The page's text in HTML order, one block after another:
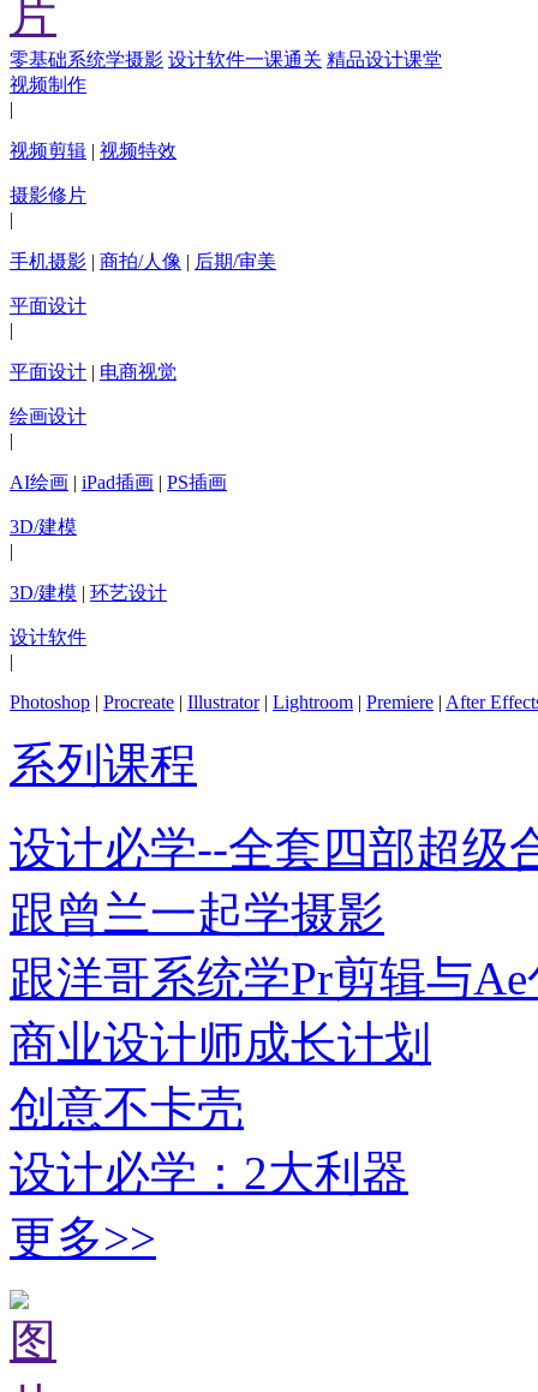
零基础系统学摄影 设计软件一课通关 精品设计课堂
视频制作
|
视频剪辑 | 视频特效
摄影修片
|
手机摄影 | 商拍/人像 | 后期/审美
平面设计
|
平面设计 | 电商视觉
绘画设计
|
AI绘画 | iPad插画 | PS插画
3D/建模
|
3D/建模 | 环艺设计
设计软件
|
Photoshop | Procreate | Illustrator | Lightroom | Premiere | After
系列课程
设计必学--全套四部超级
跟曾兰一起学摄影
跟洋哥系统学Pr剪辑与
商业设计师成长计划
创意不卡壳
设计必学：2大利器
更多>>